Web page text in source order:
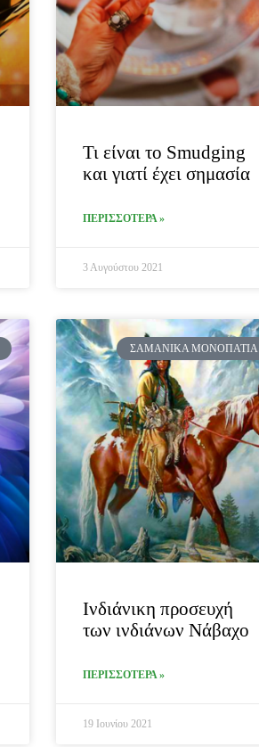
Τι είναι το Smudging
και γιατί έχει σημασία
ΠΕΡΙΣΣΟΤΕΡΑ »
3 Αυγούστου 2021
ΣΑΜΑΝΙΚΆ ΜΟΝΟΠΆΤΙΑ
Ινδιάνικη προσευχή
των ινδιάνων Νάβαχο
ΠΕΡΙΣΣΟΤΕΡΑ »
19 Ιουνίου 2021